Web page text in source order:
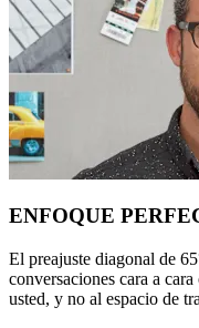
ENFOQUE
El preajuste diagonal de
conversaciones cara a
usted, y no al espacio de